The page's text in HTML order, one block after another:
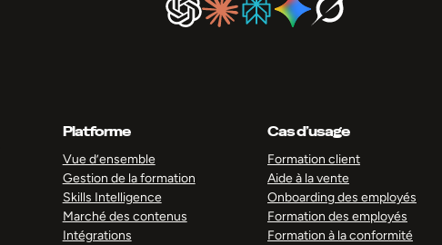
Platforme
Vue d’ensemble
Gestion de la formation
Skills Intelligence
Marché des contenus
Intégrations
Cas d’usage
Formation client
Aide à la vente
Onboarding des employés
Formation des employés
Formation à la conformité